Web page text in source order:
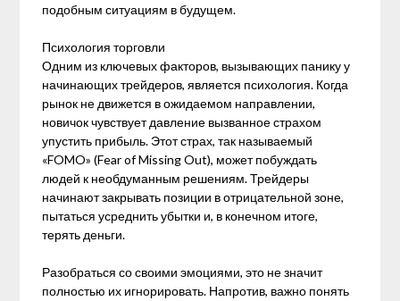
подобным ситуациям в будущем.
Психология торговли
Одним из ключевых факторов, вызывающих панику у
начинающих трейдеров, является психология. Когда
рынок не движется в ожидаемом направлении,
новичок чувствует давление вызванное страхом
упустить прибыль. Этот страх, так называемый
«FOMO» (Fear of Missing Out), может побуждать
людей к необдуманным решениям. Трейдеры
начинают закрывать позиции в отрицательной зоне,
пытаться усреднить убытки и, в конечном итоге,
терять деньги.
Разобраться со своими эмоциями, это не значит
полностью их игнорировать. Напротив, важно понять